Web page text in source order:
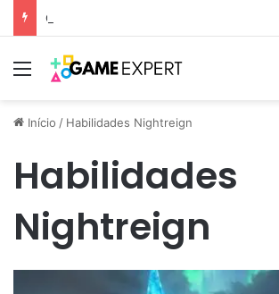
Os 5 jogos para celulares mais baixados
Menu
Início / Habilidades Nightreign
Habilidades
Nightreign